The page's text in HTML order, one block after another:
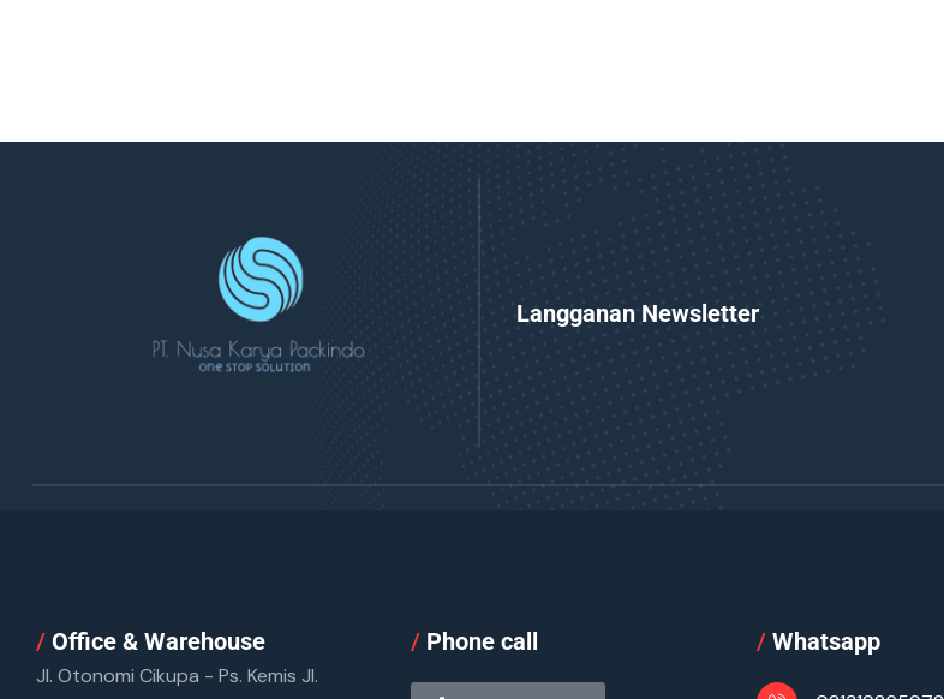
Langganan Newsletter
/ Office & Warehouse
Jl. Otonomi Cikupa - Ps. Kemis Jl.
/ Phone call /Whatsapp